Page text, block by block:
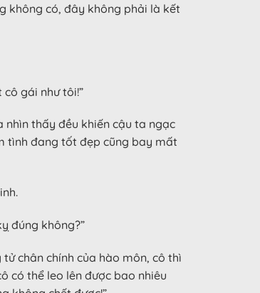
không có, đây không phải là kết
gái như tôi!”
thấy đều khiến cậu ta ngạc
tình đang tốt đẹp cũng bay mất
đúng không?”
chân chính của hào môn, cô thì
có thể leo lên được bao nhiêu